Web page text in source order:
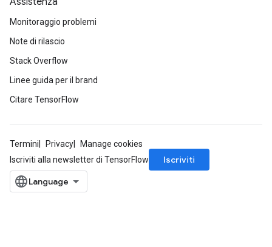
Monitoraggio problemi
Note di rilascio
Stack Overflow
Linee guida per il brand
Citare TensorFlow
Termini Privacy
Manage cookies
Iscriviti alla newsletter di TensorFlow
Iscriviti